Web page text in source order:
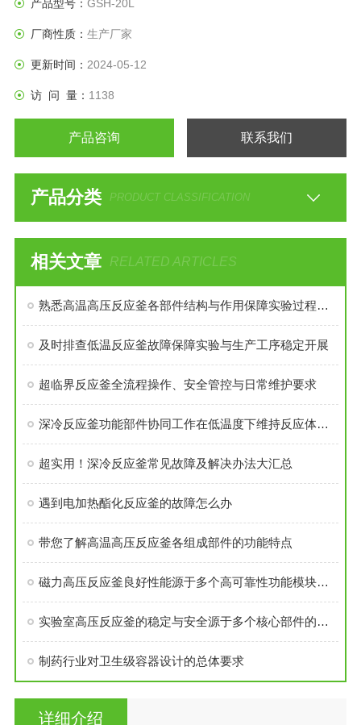
产品型号： GSH-20L
厂商性质： 生产厂家
更新时间： 2024-05-12
访 问 量： 1138
产品咨询 联系我们
产品分类 PRODUCT CLASSIFICATION
相关文章 RELATED ARTICLES
熟悉高温高压反应釜各部件结构与作用保障实验过程安全稳定
及时排查低温反应釜故障保障实验与生产工序稳定开展
超临界反应釜全流程操作、安全管控与日常维护要求
深冷反应釜功能部件协同工作在低温度下维持反应体系的稳定性
超实用！深冷反应釜常见故障及解决办法大汇总
遇到电加热酯化反应釜的故障怎么办
带您了解高温高压反应釜各组成部件的功能特点
磁力高压反应釜良好性能源于多个高可靠性功能模块的精密集成
实验室高压反应釜的稳定与安全源于多个核心部件的科学设计
制药行业对卫生级容器设计的总体要求
详细介绍